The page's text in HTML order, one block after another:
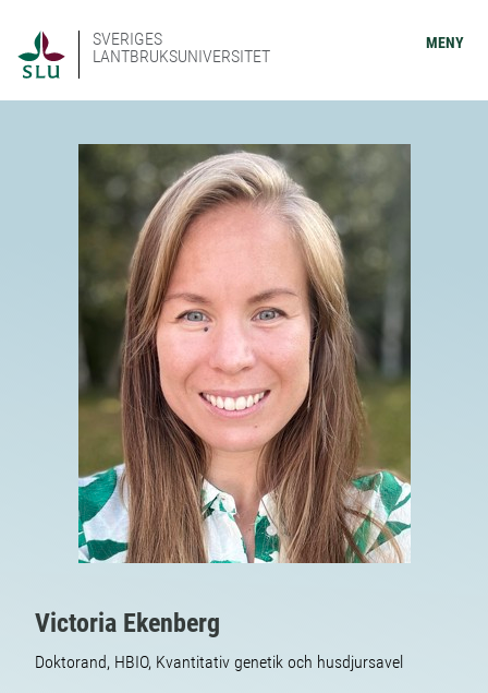
SVERIGES
LANTBRUKSUNIVERSITET
MENY
Victoria Ekenberg
Doktorand, HBIO, Kvantitativ genetik och husdjursavel